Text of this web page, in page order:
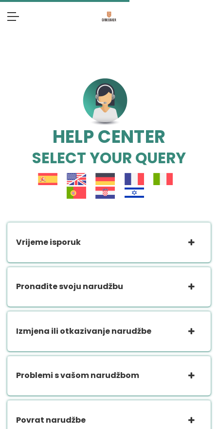
HELP CENTER
SELECT YOUR QUERY
Vrijeme isporuk
Pronađite svoju narudžbu
Izmjena ili otkazivanje narudžbe
Problemi s vašom narudžbom
Povrat narudžbe